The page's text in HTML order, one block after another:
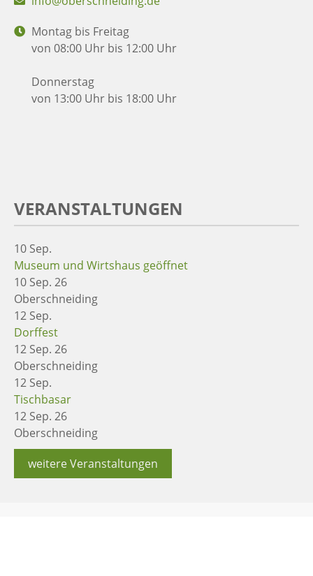
Montag bis Freitag
von 08:00 Uhr bis 12:00 Uhr
Donnerstag
von 13:00 Uhr bis 18:00 Uhr
VERANSTALTUNGEN
10 Sep.
Museum und Wirtshaus geöffnet
10 Sep. 26
Oberschneiding
12 Sep.
Dorffest
12 Sep. 26
Oberschneiding
12 Sep.
Tischbasar
12 Sep. 26
Oberschneiding
weitere Veranstaltungen